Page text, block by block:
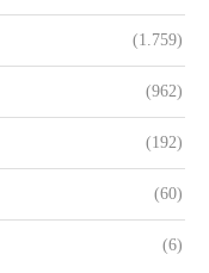
(1.759)
(962)
(192)
(60)
(6)